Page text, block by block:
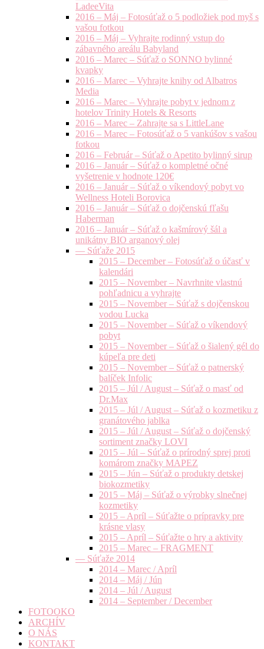
LadeeVita
2016 – Máj – Fotosúťaž o 5 podložiek pod myš s
vašou fotkou
2016 – Máj – Vyhrajte rodinný vstup do
zábavného areálu Babyland
2016 – Marec – Súťaž o SONNO bylinné
kvapky
2016 – Marec – Vyhrajte knihy od Albatros
Media
2016 – Marec – Vyhrajte pobyt v jednom z
hotelov Trinity Hotels & Resorts
2016 – Marec – Zahrajte sa s LittleLane
2016 – Marec – Fotosúťaž o 5 vankúšov s vašou
fotkou
2016 – Február – Súťaž o Apetito bylinný sirup
2016 – Január – Súťaž o kompletné očné
vyšetrenie v hodnote 120€
2016 – Január – Súťaž o víkendový pobyt vo
Wellness Hoteli Borovica
2016 – Január – Súťaž o dojčenskú fľašu
Haberman
2016 – Január – Súťaž o kašmírový šál a
unikátny BIO arganový olej
— Súťaže 2015
2015 – December – Fotosúťaž o účasť v
kalendári
2015 – November – Navrhnite vlastnú
pohľadnicu a vyhrajte
2015 – November – Súťaž s dojčenskou
vodou Lucka
2015 – November – Súťaž o víkendový
pobyt
2015 – November – Súťaž o šialený gél do
kúpeľa pre deti
2015 – November – Súťaž o patnerský
balíček Infolic
2015 – Júl / August – Súťaž o masť od
Dr.Max
2015 – Júl / August – Súťaž o kozmetiku z
granátového jablka
2015 – Júl / August – Súťaž o dojčenský
sortiment značky LOVI
2015 – Júl – Súťaž o prírodný sprej proti
komárom značky MAPEZ
2015 – Jún – Súťaž o produkty detskej
biokozmetiky
2015 – Máj – Súťaž o výrobky slnečnej
kozmetiky
2015 – Apríl – Súťažte o prípravky pre
krásne vlasy
2015 – Apríl – Súťažte o hry a aktivity
2015 – Marec – FRAGMENT
— Súťaže 2014
2014 – Marec / Apríl
2014 – Máj / Jún
2014 – Júl / August
2014 – September / December
FOTOOKO
ARCHÍV
O NÁS
KONTAKT